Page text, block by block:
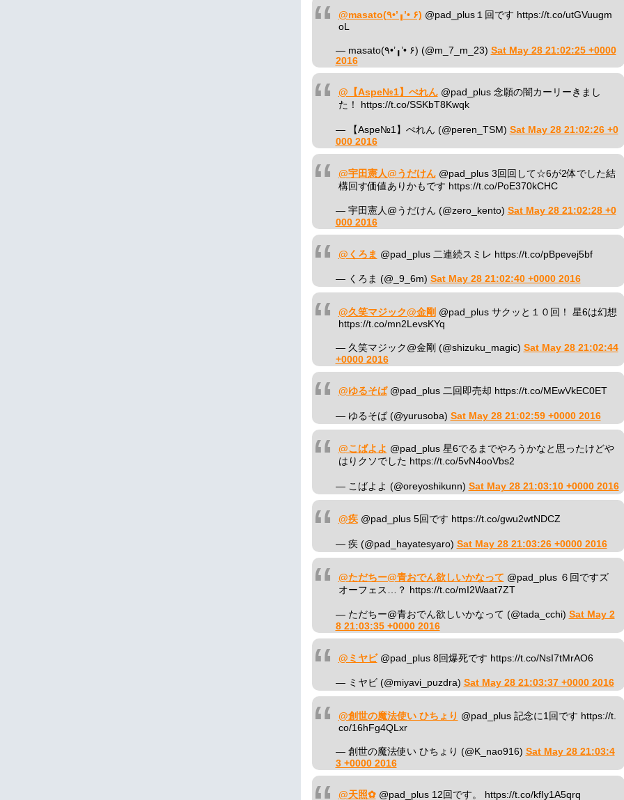
@masato(٩•’╻’• ۶) @pad_plus１回です https://t.co/utGVuugm
oL
— masato(٩•’╻’• ۶) (@m_7_m_23) Sat May 28 21:02:25 +0000
2016
@【Aspe№1】ぺれん@pad_plus 念願の闇カーリーきまし
た！ https://t.co/SSKbT8Kwqk
— 【Aspe№1】ぺれん (@peren_TSM) Sat May 28 21:02:26 +0
000 2016
@宇田憲人@うだけん@pad_plus 3回回して☆6が2体でした結
構回す価値ありかもです https://t.co/PoE370kCHC
— 宇田憲人@うだけん (@zero_kento) Sat May 28 21:02:28 +0
000 2016
@くろま @pad_plus 二連続スミレ https://t.co/pBpevej5bf
— くろま (@_9_6m) Sat May 28 21:02:40 +0000 2016
@久笑マジック@金剛 @pad_plus サクッと１０回！ 星6は幻想
https://t.co/mn2LevsKYq
— 久笑マジック@金剛 (@shizuku_magic) Sat May 28 21:02:44
+0000 2016
@ゆるそば@pad_plus 二回即売却 https://t.co/MEwVkEC0ET
— ゆるそば (@yurusoba) Sat May 28 21:02:59 +0000 2016
@こばよよ @pad_plus 星6でるまでやろうかなと思ったけどや
はりクソでした https://t.co/5vN4ooVbs2
— こばよよ (@oreyoshikunn) Sat May 28 21:03:10 +0000 2016
@疾@pad_plus 5回です https://t.co/gwu2wtNDCZ
— 疾 (@pad_hayatesyaro) Sat May 28 21:03:26 +0000 2016
@ただちー@青おでん欲しいかなって @pad_plus ６回ですズ
オーフェス…？ https://t.co/mI2Waat7ZT
— ただちー@青おでん欲しいかなって (@tada_cchi) Sat May 2
8 21:03:35 +0000 2016
@ミヤビ@pad_plus 8回爆死です https://t.co/NsI7tMrAO6
— ミヤビ (@miyavi_puzdra) Sat May 28 21:03:37 +0000 2016
@創世の魔法使い ひちょり @pad_plus 記念に1回です https://t.
co/16hFg4QLxr
— 創世の魔法使い ひちょり (@K_nao916) Sat May 28 21:03:4
3 +0000 2016
@天照✿@pad_plus 12回です。 https://t.co/kfIy1A5qrq